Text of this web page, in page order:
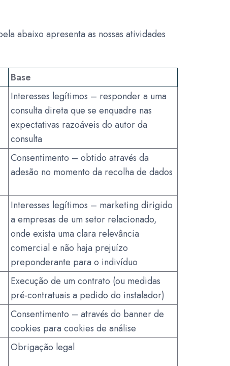
abaixo apresenta as nossas atividades
Base
Interesses legítimos – responder a uma
consulta direta que se enquadre nas
expectativas razoáveis do autor da
consulta
Consentimento – obtido através da
adesão no momento da recolha de dados
Interesses legítimos – marketing dirigido
a empresas de um setor relacionado,
onde exista uma clara relevância
comercial e não haja prejuízo
preponderante para o indivíduo
Execução de um contrato (ou medidas
pré-contratuais a pedido do instalador)
Consentimento – através do banner de
cookies para cookies de análise
Obrigação legal